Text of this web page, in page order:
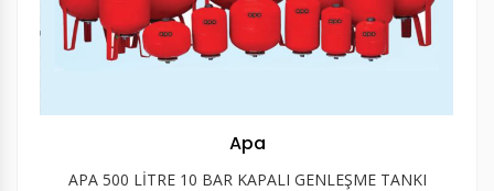
Apa
APA 500 LİTRE 10 BAR KAPALI GENLEŞME TANKI